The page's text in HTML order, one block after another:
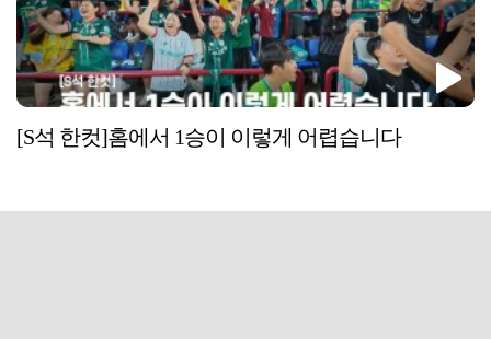
[S석 한컷]홈에서 1승이 이렇게 어렵습니다